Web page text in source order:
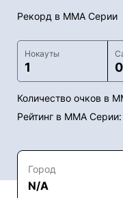
Рекорд в ММА Серии
Нокауты
1 0
Количество очков в
Рейтинг в ММА Серии:
Город
N/A